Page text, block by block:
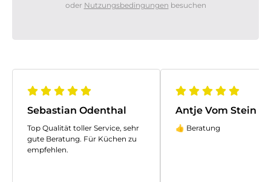
oder Nutzungsbedingungen besuchen
Sebastian Odenthal
Top Qualität toller Service, sehr
gute Beratung. Für Küchen zu
empfehlen.
Antje Vom Stein
👍 Beratung